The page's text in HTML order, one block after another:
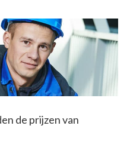
de prijzen van